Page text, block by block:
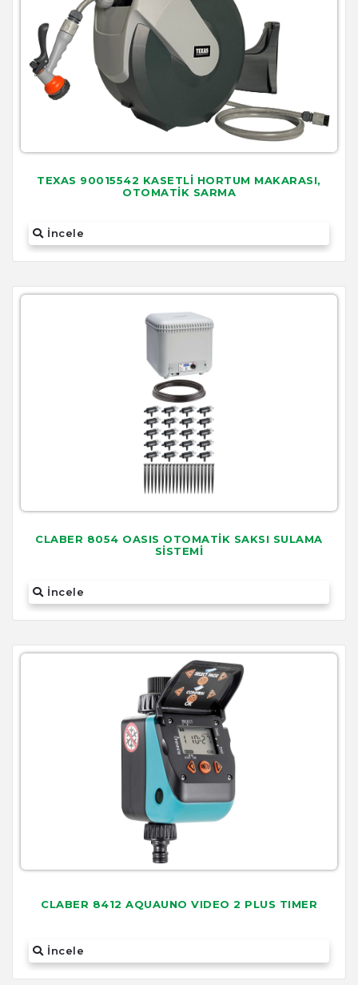
TEXAS 90015542 KASETLİ HORTUM MAKARASI,
OTOMATİK SARMA
İncele
CLABER 8054 OASIS OTOMATİK SAKSI SULAMA
SİSTEMİ
İncele
CLABER 8412 AQUAUNO VIDEO 2 PLUS TIMER
İncele